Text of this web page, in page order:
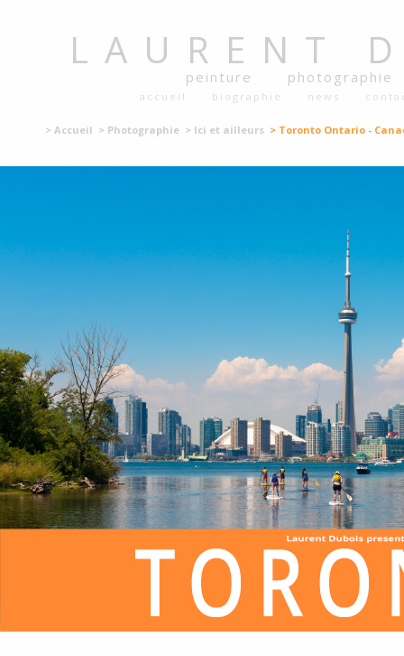
LAURENT
peinture photographie
accueil biographie news
> Accueil > Photographie > Ici et ailleurs > Toronto Ontario -